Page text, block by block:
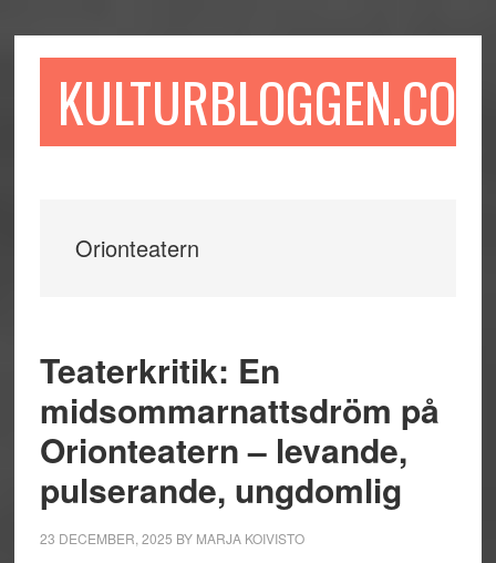
till
till
sidofältet
till
KULTURBLOGGEN.COM
Orionteatern
Teaterkritik: En
midsommarnattsdröm på
Orionteatern – levande,
pulserande, ungdomlig
23 DECEMBER, 2025 BY MARJA KOIVISTO